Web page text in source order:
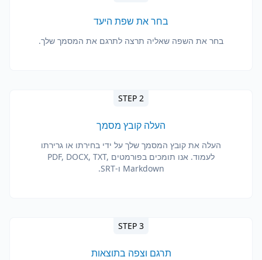
בחר את שפת היעד
בחר את השפה שאליה תרצה לתרגם את המסמך שלך.
STEP 2
העלה קובץ מסמך
העלה את קובץ המסמך שלך על ידי בחירתו או גרירתו
לעמוד. אנו תומכים בפורמטים PDF, DOCX, TXT,
Markdown ו-SRT.
STEP 3
תרגם וצפה בתוצאות